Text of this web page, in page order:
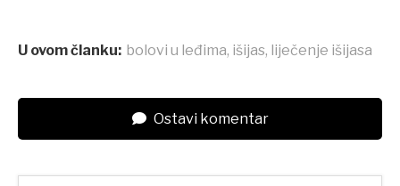
U ovom članku: bolovi u leđima, išijas, liječenje išijasa
Ostavi komentar